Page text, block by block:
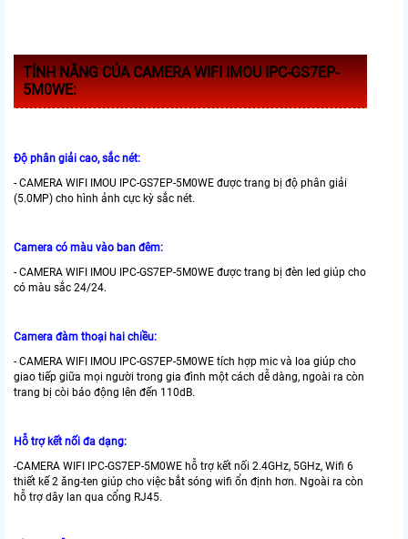
TÍNH NĂNG CỦA CAMERA WIFI IMOU IPC-GS7EP-
5M0WE:
Độ phân giải cao, sắc nét:
- CAMERA WIFI IMOU IPC-GS7EP-5M0WE được trang bị độ phân giải
(5.0MP) cho hình ảnh cực kỳ sắc nét.
Camera có màu vào ban đêm:
- CAMERA WIFI IMOU IPC-GS7EP-5M0WE được trang bị đèn led giúp cho
có màu sắc 24/24.
Camera đàm thoại hai chiều:
- CAMERA WIFI IMOU IPC-GS7EP-5M0WE tích hợp mic và loa giúp cho
giao tiếp giữa mọi người trong gia đình một cách dễ dàng, ngoài ra còn
trang bị còi báo động lên đến 110dB.
Hỗ trợ kết nối đa dạng:
-CAMERA WIFI IPC-GS7EP-5M0WE hỗ trợ kết nối 2.4GHz, 5GHz, Wifi 6
thiết kế 2 ăng-ten giúp cho việc bắt sóng wifi ổn định hơn. Ngoài ra còn
hỗ trợ dây lan qua cổng RJ45.